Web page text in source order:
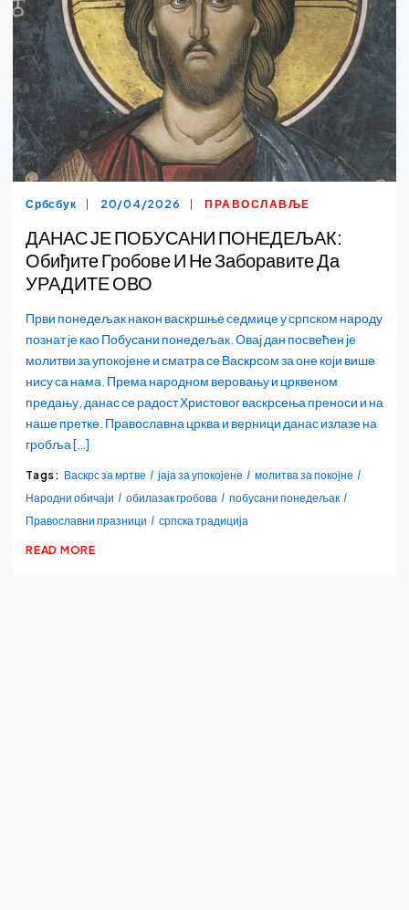
Србсбук 20/04/2026 ПРАВОСЛАВЉЕ
ДАНАС ЈЕ ПОБУСАНИ ПОНЕДЕЉАК:
Обиђите Гробове И Не Заборавите Да
УРАДИТЕ ОВО
Први понедељак након васкршње седмице у српском народу
познат је као Побусани понедељак. Овај дан посвећен је
молитви за упокојене и сматра се Васкрсом за оне који више
нису са нама. Према народном веровању и црквеном
предању, данас се радост Христовог васкрсења преноси и на
наше претке. Православна црква и верници данас излазе на
гробља […]
Tags: Васкрс за мртве јаја за упокојене
молитва за покојне
Народни обичаји
обилазак гробова
побусани понедељак
Православни празници
српска традиција
READ MORE